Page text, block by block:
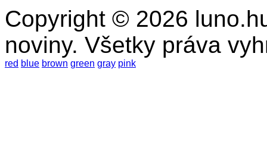
Copyright © 2026
noviny. Všetky práva
red blue brown green gray pink